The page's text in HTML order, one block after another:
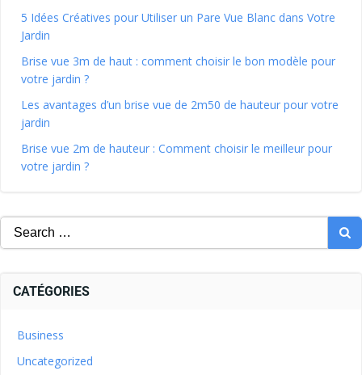
5 Idées Créatives pour Utiliser un Pare Vue Blanc dans Votre
Jardin
Brise vue 3m de haut : comment choisir le bon modèle pour
votre jardin ?
Les avantages d’un brise vue de 2m50 de hauteur pour votre
jardin
Brise vue 2m de hauteur : Comment choisir le meilleur pour
votre jardin ?
CATÉGORIES
Business
Uncategorized